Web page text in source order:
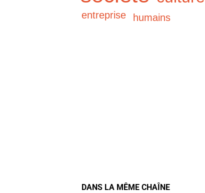
humains
entreprise
DANS LA MÊME CHAÎNE